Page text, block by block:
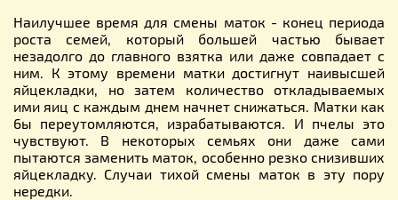
Наилучшее время для смены маток - конец периода
роста семей, который большей частью бывает
незадолго до главного взятка или даже совпадает с
ним. К этому времени матки достигнут наивысшей
яйцекладки, но затем количество откладываемых
ими яиц с каждым днем начнет снижаться. Матки как
6ы переутомляются, израбатываются. И пчелы это
чувствуют. В некоторых семьях они даже сами
пытаются заменить маток, особенно резко снизивших
яйцекладку. Случаи тихой смены маток в эту пору
нередки.